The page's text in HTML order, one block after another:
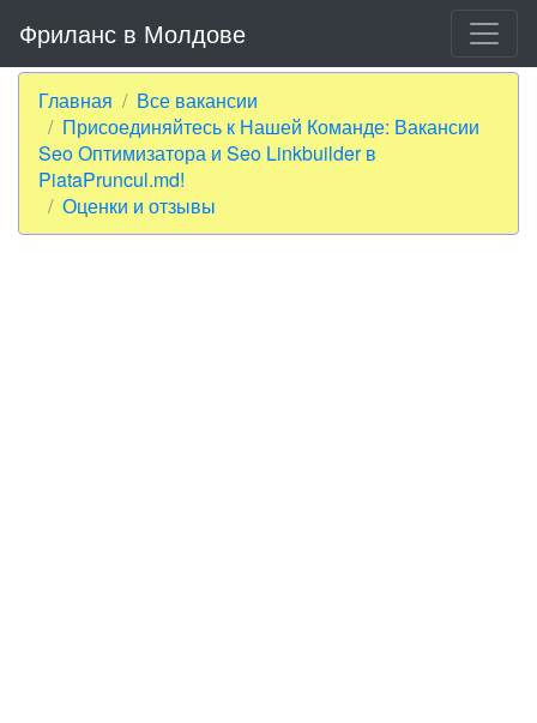
Фриланс в Молдове
Главная
Все вакансии
Присоединяйтесь к Нашей Команде: Вакансии
Seo Оптимизатора и Seo Linkbuilder в
PiataPruncul.md!
Оценки и отзывы